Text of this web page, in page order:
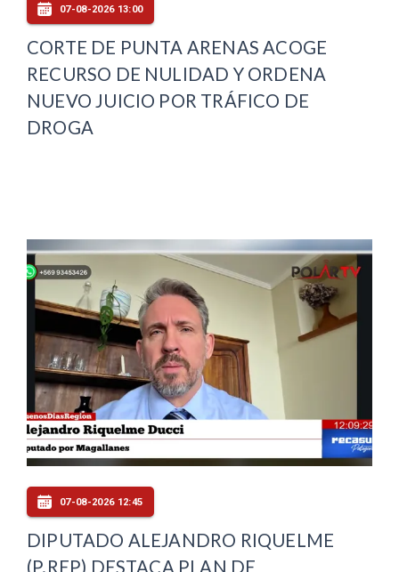
07-08-2026 13:00
CORTE DE PUNTA ARENAS ACOGE
RECURSO DE NULIDAD Y ORDENA
NUEVO JUICIO POR TRÁFICO DE
DROGA
07-08-2026 12:45
DIPUTADO ALEJANDRO RIQUELME
(P.REP) DESTACA PLAN DE